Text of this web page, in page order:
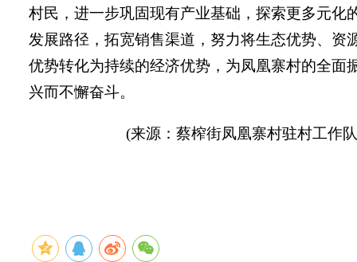
村民，进一步巩固现有产业基础，探索更多元化
发展路径，拓宽销售渠道，努力将生态优势、资
优势转化为持续的经济优势，为凤凰寨村的全面
兴而不懈奋斗。
(来源：蔡榨街凤凰寨村驻村工作